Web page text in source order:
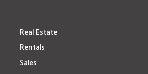
Real Estate
Rentals
Sales